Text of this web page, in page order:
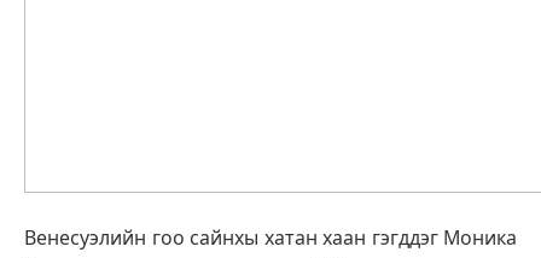
Венесуэлийн гоо сайнхы хатан хаан гэгддэг Моника